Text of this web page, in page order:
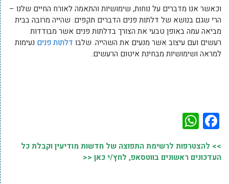
וכאשר אנו מדברים על נוחות, שימושיות והתאמה לאורח החיים שלנו –
הרי שגם בנושא של דלתות פנים הדברים תקפים. שהייה מרובה בבית
מביאה עמה באופן טבעי את הצורך בדלתות פנים אשר מבודדות
רעשים ועם עיצוב אשר מנעים את השהייה. שלבו דלתות פנים נעימות
למראה ושימושיות מבחינת איטום הרעשים.
Facebook
>> להצטרפות לרשימת התפוצה של חדשות מודיעין וקבלת כל
העדכונים ראשונים בווטסאפ, לחץ/י כאן <<